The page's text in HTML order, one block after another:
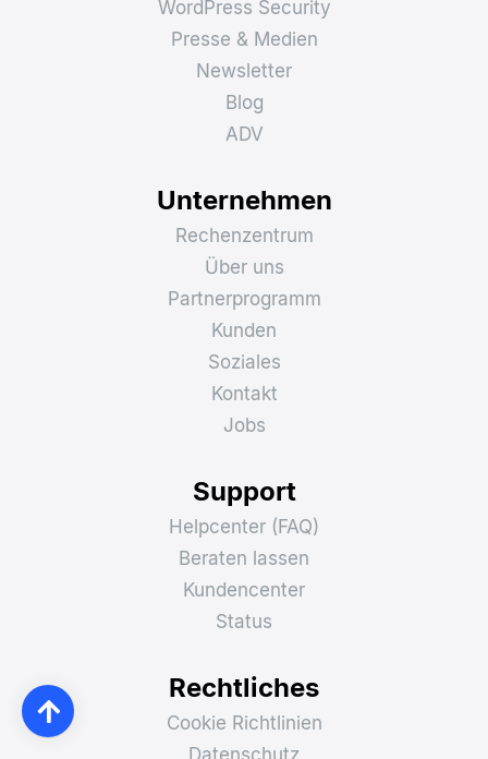
WordPress Security
Presse & Medien
Newsletter
Blog
ADV
Unternehmen
Rechenzentrum
Über uns
Partnerprogramm
Kunden
Soziales
Kontakt
Jobs
Support
Helpcenter (FAQ)
Beraten lassen
Kundencenter
Status
Rechtliches
Cookie Richtlinien
Datenschutz